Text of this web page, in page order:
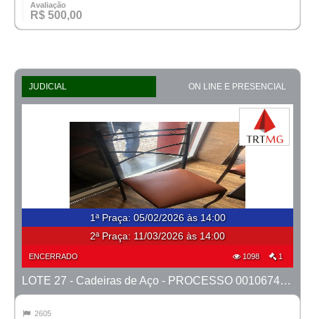
Avaliação
R$ 500,00
JUDICIAL ON LINE E PRESENCIAL
1ª Praça: 05/02/2026 às 14:00
2ª Praça: 11/03/2026 às 14:00
ENCERRADO 1098 1
LOTE 27 - Cadeiras de Aço - PROCESSO 0010674-80.2023-15ª BH
2605